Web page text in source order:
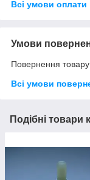
Всі умови оплати
Умови
Повернення
Всі умови
Подібні товари